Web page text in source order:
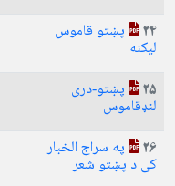
24 پښتو قاموس
لیکنه
25 پښتو-دری
لنډقاموس
26 په سراج الخبار
کی د پښتو شعر